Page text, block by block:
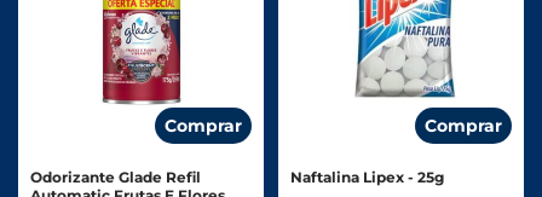
Comprar
Odorizante Glade Refil
Comprar
Naftalina Lipex - 25g